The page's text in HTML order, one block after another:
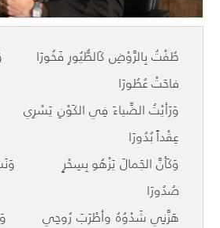
طُفْتُ بِالرَّوْضِ كَالطُّيُورِ فَخُورَا
فاحَتْ عُطُورَا
وَرَأيْتُ الضِّياءَ فِي الكَوْنِ يَسْرِي
عِقْداً بُدُورَا
وَكَأنَّ الجَمالَ يَزْهُو بِسِحْرٍ
صُدُورَا
هَزَّنِي شَدْوُهُ وأطْرَبَ رُوحِي